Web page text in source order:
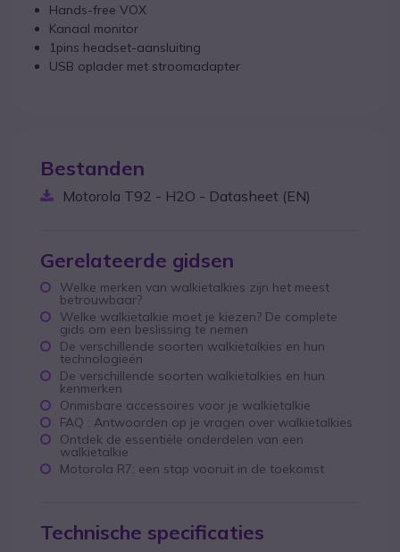
Hands-free VOX
Kanaal monitor
1pins headset-aansluiting
USB oplader met stroomadapter
Bestanden
Motorola T92 - H2O - Datasheet (EN)
Gerelateerde gidsen
Welke merken van walkietalkies zijn het meest
betrouwbaar?
Welke walkietalkie moet je kiezen? De complete
gids om een beslissing te nemen
De verschillende soorten walkietalkies en hun
technologieën
De verschillende soorten walkietalkies en hun
kenmerken
Onmisbare accessoires voor je walkietalkie
FAQ : Antwoorden op je vragen over walkietalkies
Ontdek de essentiële onderdelen van een
walkietalkie
Motorola R7: een stap vooruit in de toekomst
Technische specificaties